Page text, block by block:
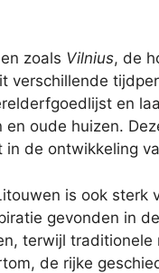
zoals Vilnius, de
verschillende
en
en oude huizen.
in de ontwikkeling
is ook sterk
gevonden in
terwijl
de rijke